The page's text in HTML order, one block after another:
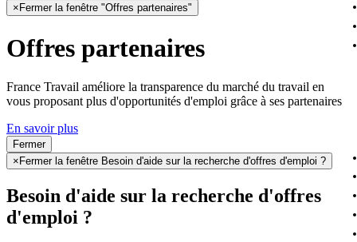
× Fermer la fenêtre "Offres partenaires"
Offres partenaires
France Travail améliore la transparence du marché du travail en
vous proposant plus d'opportunités d'emploi grâce à ses partenaires
En savoir plus
Fermer
× Fermer la fenêtre Besoin d'aide sur la recherche d'offres d'emploi ?
Besoin d'aide sur la recherche d'offres
d'emploi ?